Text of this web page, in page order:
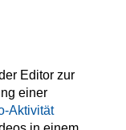
Editor zur
einer
Aktivität